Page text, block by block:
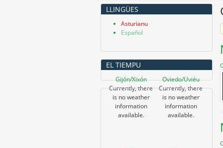
LLINGÜES
Asturianu
Español
EL TIEMPU
Gijón/Xixón
Currently, there
is no weather
information
available.
Oviedo/Uviéu
Currently, there
is no weather
information
available.